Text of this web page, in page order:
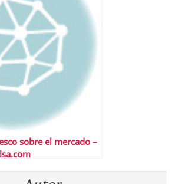
sobre el mercado –